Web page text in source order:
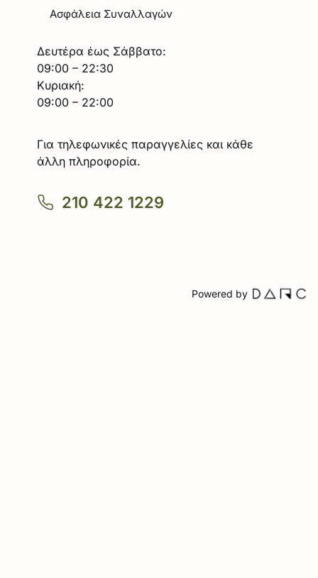
Ασφάλεια Συναλλαγών
Δευτέρα έως Σάββατο:
09:00 – 22:30
Κυριακή:
09:00 – 22:00
Για τηλεφωνικές παραγγελίες και κάθε
άλλη πληροφορία.
210 422 1229
Powered by